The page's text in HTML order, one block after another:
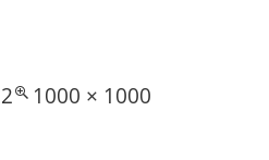
Full
1000 × 1000